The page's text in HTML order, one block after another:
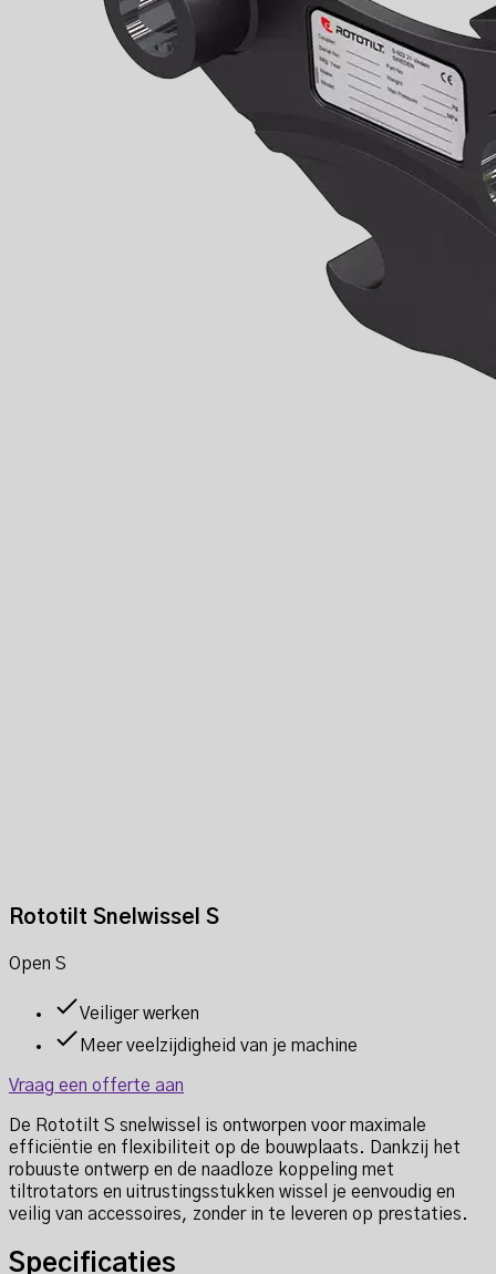
Rototilt Snelwissel S
Open S
Veiliger werken
Meer veelzijdigheid van je machine
Vraag een offerte aan
De Rototilt S snelwissel is ontworpen voor maximale
efficiëntie en flexibiliteit op de bouwplaats. Dankzij het
robuuste ontwerp en de naadloze koppeling met
tiltrotators en uitrustingsstukken wissel je eenvoudig en
veilig van accessoires, zonder in te leveren op prestaties.
Specificaties